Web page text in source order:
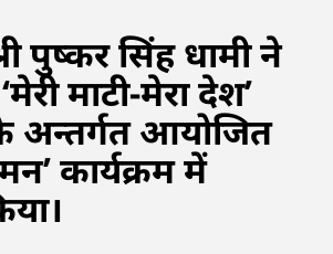
पुष्कर सिंह धामी ने
माटी-मेरा देश’
अन्तर्गत आयोजित
कार्यक्रम में